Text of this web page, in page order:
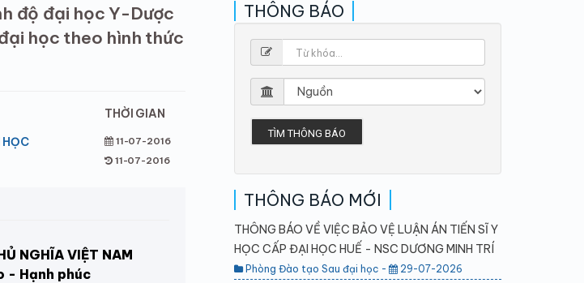
độ đại học Y-Dược
học theo hình thức
THỜI GIAN
11-07-2016
11-07-2016
NGHĨA VIỆT NAM
- Hạnh phúc
THÔNG BÁO
TÌM THÔNG BÁO
THÔNG BÁO MỚI
THÔNG BÁO VỀ VIỆC BẢO VỆ LUẬN ÁN TIẾN SĨ Y
HỌC CẤP ĐẠI HỌC HUẾ - NSC DƯƠNG MINH TRÍ
Phòng Đào tạo Sau đại học - 29-07-2026